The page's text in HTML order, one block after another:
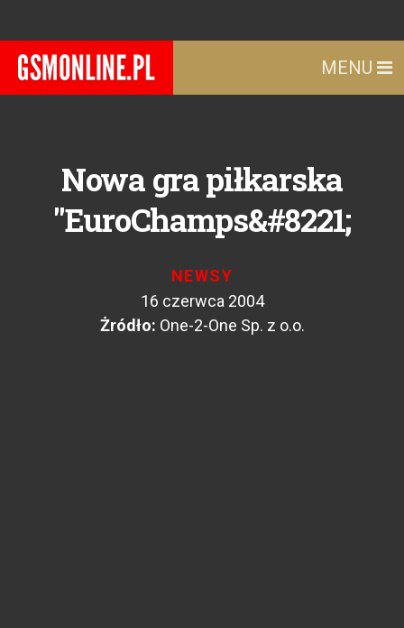
MENU
Nowa gra piłkarska
"EuroChamps&#8221;
NEWSY
16 czerwca 2004
Żródło: One-2-One Sp. z o.o.